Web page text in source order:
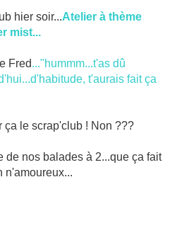
hier soir...Atelier à thème
mist...
Fred..."hummm...t'as dû
t'aurais fait ça
ça le scrap'club ! Non ???
de nos balades à 2...que ça fait
n'amoureux...